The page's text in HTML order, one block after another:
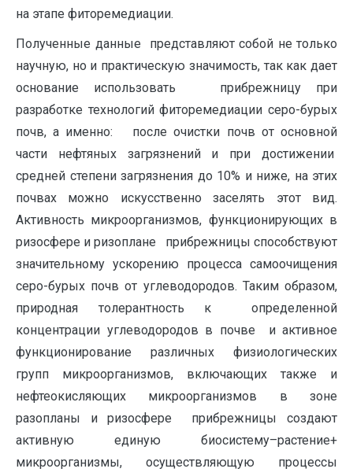
на этапе фиторемедиации.
Полученные данные представляют собой не только
научную, но и практическую значимость, так как дает
основание использовать прибрежницу при
разработке технологий фиторемедиации серо-бурых
почв, а именно: после очистки почв от основной
части нефтяных загрязнений и при достижении
средней степени загрязнения до 10% и ниже, на этих
почвах можно искусственно заселять этот вид.
Активность микроорганизмов, функционирующих в
ризосфере и ризоплане прибрежницы способствуют
значительному ускорению процесса самоочищения
серо-бурых почв от углеводородов. Таким образом,
природная толерантность к определенной
концентрации углеводородов в почве и активное
функционирование различных физиологических
групп микроорганизмов, включающих также и
нефтеокисляющих микроорганизмов в зоне
разопланы и ризосфере прибрежницы создают
активную единую биосистему–растение+
микроорганизмы, осуществляющую процессы